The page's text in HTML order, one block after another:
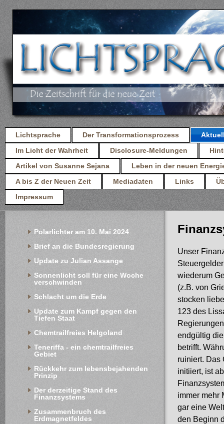
Lichtsprache Der Transformationsprozess
Im Licht der Wahrheit
Disclosure-Meldungen
Artikel von Susanne Sejana
Leben in der neuen
A bis Z der Neuen Zeit
Mediadaten Links
Impressum
Unser
wiederum
(z.B. von
stocken
123 des
endgültig
betrifft.
ruiniert. Das
initiiert, ist
immer mehr
gar eine
den Beginn
Polarlichter am 10. Mai 2024
Brief an die Bundesregierung
Update zu Julian Assange
Sonnenlicht soll für eine Woche
verschwinden
Schlacht um die Erde
Update zum Kampf gegen den
Tiefen Staat
Chemtrailfreies Helgoland
Teneriffa - ein chemtrailfreies
Gebiet
Rückkehr zum lebensbejahenden
Prinzip
Der derzeitige Stand des
Finanzsystems
Zusammenbruch des
Erdmagnetfeldes